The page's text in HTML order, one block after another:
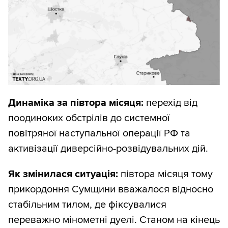
зверху ми дивимося на те,
наскільки
швидко змінюється ситуація
територіями (через нахил лінії в якийсь
інтервал часу);
знизу дивимося на те,
якою ціною для
тиждень).
Така комбінація дає змогу швидко
побачити суть, не гублячись у дрібних
І ще один дуже важливий момент: ви
одразу бачите різні фази бойових дій
протягом усієї війни.
Динаміка за півтора місяця: перехід від
поодиноких обстрілів до системної
повітряної наступальної операції РФ та
активізації диверсійно-розвідувальних дій.
Як змінилася ситуація: півтора місяця тому
прикордоння Сумщини вважалося відносно
стабільним тилом, де фіксувалися
переважно мінометні дуелі. Станом на кінець